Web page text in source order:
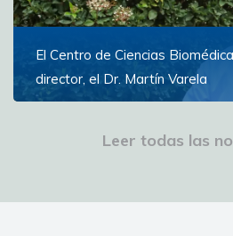
El Centro de Ciencias
director, el Dr. Martín Varela
excelencia académica y el
Leer todas las